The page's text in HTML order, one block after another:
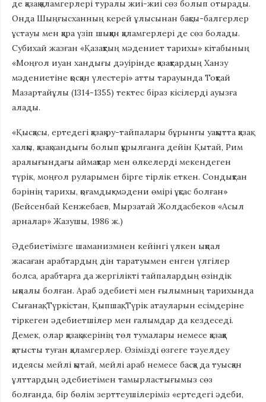
де қазақ қаламгерлері туралы жиі-жиі сөз болып отырады.
Онда Шыңғысханның керей ұлысынан бақсы-балгерлер
ұстауы мен қара үзіп шыққан қаламгерлері де сөз болады.
Субихай жазған «Қазақ­тың мәдениет тарихы» кітабының
«Моңғол иуан хандығы дәуірінде қазақтардың Ханзу
мәдениетіне қосқан үлестері» атты тарауында Тоқтай
Мазартайұлы (1314-1355) тектес біраз кісілерді ауызға
алады.
«Қысқасы, ертедегі қазақ ру-тайпалары бұрынғы уақытта қазақ
халқы, қазақ хандығы болып құрылғанға дейін Қытай, Рим
аралығындағы аймақтар мен өлкелерді мекендеген
түрік, моңғол руларымен бірге тірлік еткен. Сондықтан
бәрінің тарихы, қоғамдық-мәдени өмірі ұқсас болған»
(Бейсенбай Кенжебаев, Мырзатай Жолдасбеков «Асыл
арналар» Жазушы, 1986 ж.)
Әдебиетімізге шаманизмнен кейінгі үлкен ықпал
жасаған арабтардың дін таратуымен енген үлгілер
болса, арабтарға да жергілікті тайпалардың өзіндік
ықпалы болған. Араб әдебиеті мен ғылымның тарихында
Сығанақ, Түркістан, Қыпшақ, Түрік атауларын есімдеріне
тіркеген әдебиетшілер мен ғалымдар да кездеседі.
Демек, олар қазақ жерінің төл тумалары немесе қазаққа
қатысты туған қаламгерлер. Өзімізді өзгеге тәуелдеу
идеясы мейлі қытай, мейлі араб немесе басқа да туысқан
ұлттардың әдебиетімен тамырластығымыз сөз
болғанда, бір бөлім зерттеушілеріміз «ерте­дегі әдеби,